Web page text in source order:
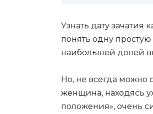
Узнать дату зачатия
понять одну
наибольшей долей
Но, не всегда можно
женщина, находясь
положения», очень